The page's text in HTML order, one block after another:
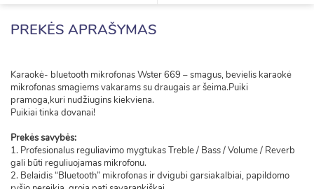
PREKĖS APRAŠYMAS
Karaokė- bluetooth mikrofonas Wster 669 – smagus, bevielis karaokė
mikrofonas smagiems vakarams su draugais ar šeima.Puiki
pramoga,kuri nudžiugins kiekviena.
Puikiai tinka dovanai!
Prekės savybės:
1. Profesionalus reguliavimo mygtukas Treble / Bass / Volume / Reverb
gali būti reguliuojamas mikrofonu.
2. Belaidis “Bluetooth” mikrofonas ir dvigubi garsiakalbiai, papildomo